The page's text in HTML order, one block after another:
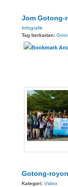
Jom Gotong-
Infografik
Tag berkaitan:
Gotong-
Kategori: Video